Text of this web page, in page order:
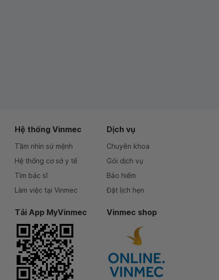
Hệ thống Vinmec
Tầm nhìn sứ mệnh
Hệ thống cơ sở y tế
Tìm bác sĩ
Làm việc tại Vinmec
Dịch vụ
Chuyên khoa
Gói dịch vụ
Bảo hiểm
Đặt lịch hẹn
Tải App MyVinmec Vinmec shop